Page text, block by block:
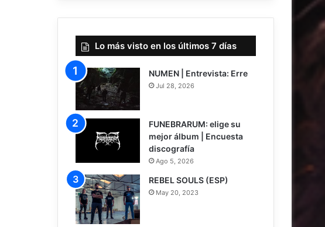
Lo más visto en los últimos 7 días
NUMEN | Entrevista: Erre
Jul 28, 2026
FUNEBRARUM: elige su
mejor álbum | Encuesta
discografía
Ago 5, 2026
REBEL SOULS (ESP)
May 20, 2023